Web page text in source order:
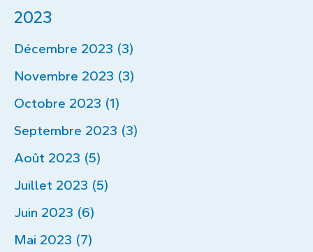
2023
Décembre 2023 (3)
Novembre 2023 (3)
Octobre 2023 (1)
Septembre 2023 (3)
Août 2023 (5)
Juillet 2023 (5)
Juin 2023 (6)
Mai 2023 (7)